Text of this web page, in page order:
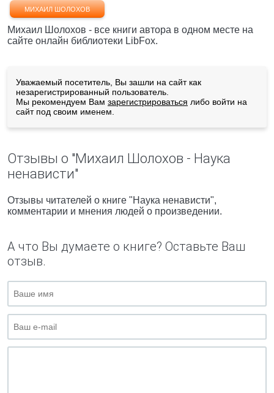
МИХАИЛ ШОЛОХОВ
Михаил Шолохов - все книги автора в одном месте на
сайте онлайн библиотеки LibFox.
Уважаемый посетитель, Вы зашли на сайт как
незарегистрированный пользователь.
Мы рекомендуем Вам зарегистрироваться либо войти на
сайт под своим именем.
Отзывы о "Михаил Шолохов - Наука
ненависти"
Отзывы читателей о книге "Наука ненависти",
комментарии и мнения людей о произведении.
А что Вы думаете о книге? Оставьте Ваш
отзыв.